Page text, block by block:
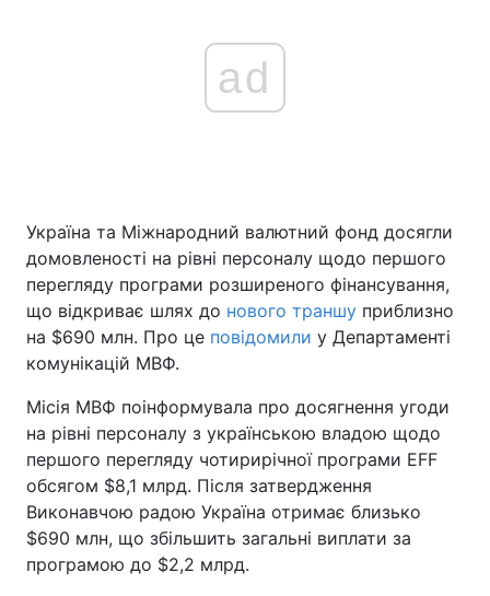
ad
Україна та Міжнародний валютний фонд досягли
домовленості на рівні персоналу щодо першого
перегляду програми розширеного фінансування,
що відкриває шлях до нового траншу приблизно
на $690 млн. Про це повідомили у Департаменті
комунікацій МВФ.
Місія МВФ поінформувала про досягнення угоди
на рівні персоналу з українською владою щодо
першого перегляду чотирирічної програми EFF
обсягом $8,1 млрд. Після затвердження
Виконавчою радою Україна отримає близько
$690 млн, що збільшить загальні виплати за
програмою до $2,2 млрд.